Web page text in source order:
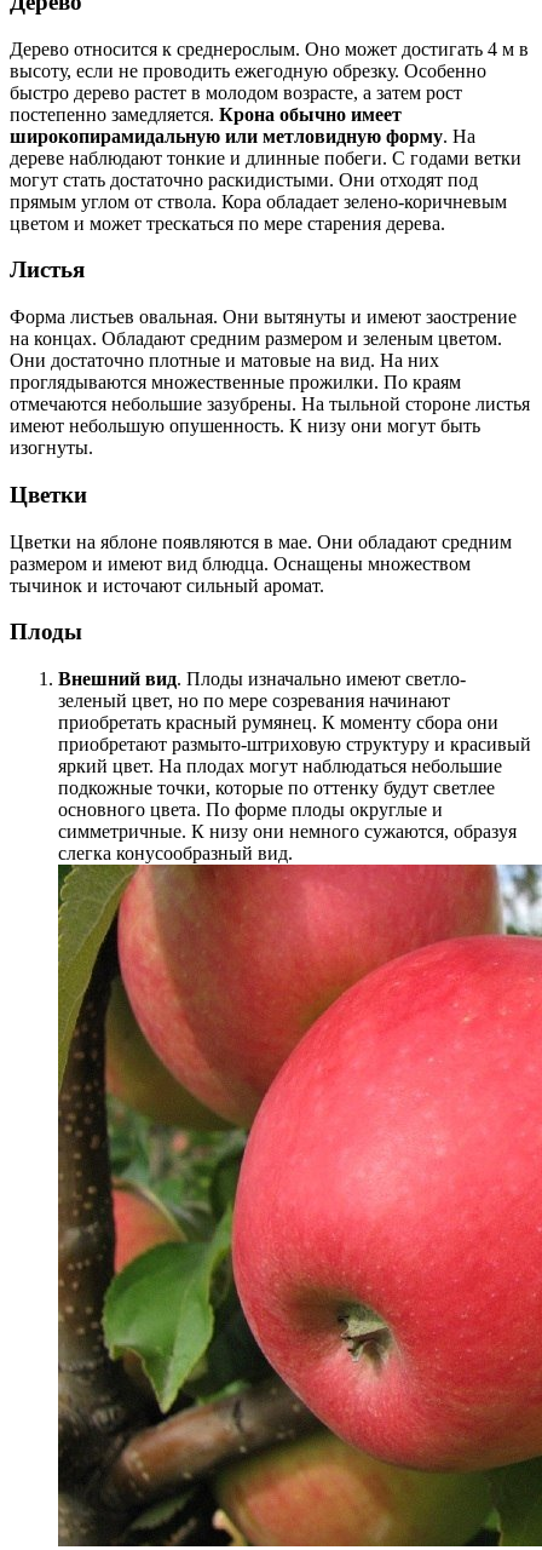
Дерево относится к среднерослым. Оно может достигать 4 м в
высоту, если не проводить ежегодную обрезку. Особенно
быстро дерево растет в молодом возрасте, а затем рост
постепенно замедляется. Крона обычно имеет
широкопирамидальную или метловидную форму. На
дереве наблюдают тонкие и длинные побеги. С годами ветки
могут стать достаточно раскидистыми. Они отходят под
прямым углом от ствола. Кора обладает зелено-коричневым
цветом и может трескаться по мере старения дерева.
Листья
Форма листьев овальная. Они вытянуты и имеют заострение
на концах. Обладают средним размером и зеленым цветом.
Они достаточно плотные и матовые на вид. На них
проглядываются множественные прожилки. По краям
отмечаются небольшие зазубрены. На тыльной стороне листья
имеют небольшую опушенность. К низу они могут быть
изогнуты.
Цветки
Цветки на яблоне появляются в мае. Они обладают средним
размером и имеют вид блюдца. Оснащены множеством
тычинок и источают сильный аромат.
Плоды
Внешний вид. Плоды изначально имеют светло-
зеленый цвет, но по мере созревания начинают
приобретать красный румянец. К моменту сбора они
приобретают размыто-штриховую структуру и красивый
яркий цвет. На плодах могут наблюдаться небольшие
подкожные точки, которые по оттенку будут светлее
основного цвета. По форме плоды округлые и
симметричные. К низу они немного сужаются, образуя
слегка конусообразный вид.